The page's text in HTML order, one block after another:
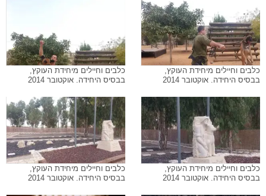
כלבים וחיילים מיחידת העוקץ,
בבסיס היחידה. אוקטובר 2014
כלבים וחיילים מיחידת העוקץ,
בבסיס היחידה. אוקטובר 2014
כלבים וחיילים מיחידת העוקץ,
בבסיס היחידה. אוקטובר 2014
כלבים וחיילים מיחידת העוקץ,
בבסיס היחידה. אוקטובר 2014